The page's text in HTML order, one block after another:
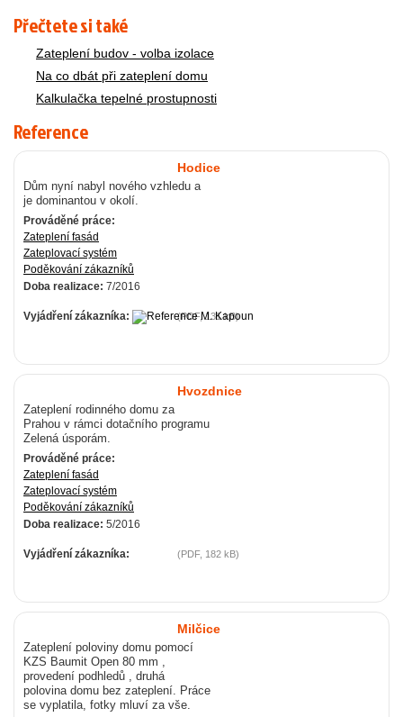
Přečtete si také
Zateplení budov - volba izolace
Na co dbát při zateplení domu
Kalkulačka tepelné prostupnosti
Reference
Hodice
Dům nyní nabyl nového vzhledu a
je dominantou v okolí.
Prováděné práce:
Zateplení fasád
Zateplovací systém
Poděkování zákazníků
Doba realizace: 7/2016
Vyjádření zákazníka: (PDF, 131 kB)
Hvozdnice
Zateplení rodinného domu za
Prahou v rámci dotačního programu
Zelená úsporám.
Prováděné práce:
Zateplení fasád
Zateplovací systém
Poděkování zákazníků
Doba realizace: 5/2016
Vyjádření zákazníka: (PDF, 182 kB)
Milčice
Zateplení poloviny domu pomocí
KZS Baumit Open 80 mm ,
provedení podhledů , druhá
polovina domu bez zateplení. Práce
se vyplatila, fotky mluví za vše.